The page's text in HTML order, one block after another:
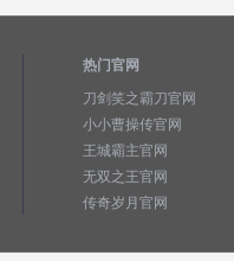
热门官网
刀剑笑之霸刀官网
小小曹操传官网
王城霸主官网
无双之王官网
传奇岁月官网